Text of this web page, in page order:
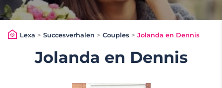
Lexa > Succesverhalen > Couples > Jolanda en Dennis
Jolanda en Dennis